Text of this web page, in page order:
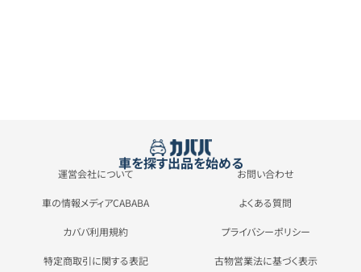
車を探す出品を始める
運営会社について お問い合わせ
車の情報メディアCABABA よくある質問
カババ利用規約 プライバシーポリシー
特定商取引に関する表記 古物営業法に基づく表示